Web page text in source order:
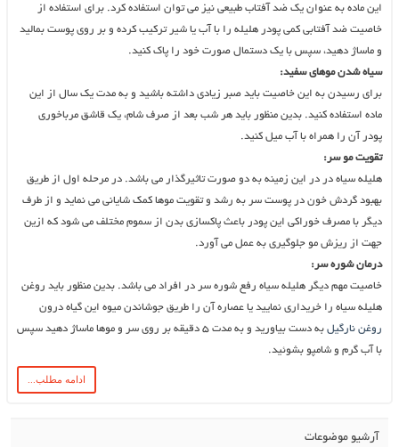
این ماده به عنوان یک ضد آفتاب طبیعی نیز می توان استفاده کرد. برای استفاده از
خاصیت ضد آفتابی کمی پودر هلیله را با آب یا شیر ترکیب کرده و بر روی پوست بمالید
و ماساژ دهید، سپس با یک دستمال صورت خود را پاک کنید.
سیاه شدن موهای سفید:
برای رسیدن به این خاصیت باید صبر زیادی داشته باشید و به مدت یک سال از این
ماده استفاده کنید. بدین منظور باید هر شب بعد از صرف شام، یک قاشق مرباخوری
پودر آن را همراه با آب میل کنید.
تقویت مو سر:
هلیله سیاه در در این زمینه به دو صورت تاثیرگذار می باشد. در مرحله اول از طریق
بهبود گردش خون در پوست سر به رشد و تقویت موها کمک شایانی می نماید و از طرف
دیگر با مصرف خوراکی این پودر باعث پاکسازی بدن از سموم مختلف می شود که ازین
جهت از ریزش مو جلوگیری به عمل می آورد.
درمان شوره سر:
خاصیت مهم دیگر هلیله سیاه رفع شوره سر در افراد می باشد. بدین منظور باید روغن
هلیله سیاه را خریداری نمایید یا عصاره آن را طریق جوشاندن میوه این گیاه درون
روغن نارگیل
به دست بیاورید و به مدت ۵ دقیقه بر روی سر و موها ماساژ دهید سپس
با آب گرم و شامپو بشوئید.
ادامه مطلب...
آرشیو موضوعات